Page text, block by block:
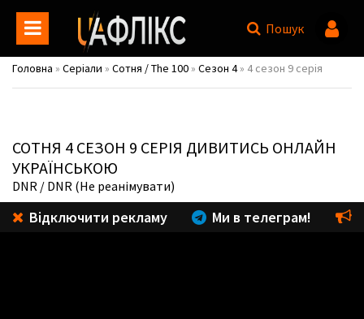
Пошук
Головна » Серіали » Сотня / The 100 » Сезон 4» 4 сезон 9 серія
СОТНЯ 4 СЕЗОН 9 СЕРІЯ ДИВИТИСЬ ОНЛАЙН
УКРАЇНСЬКОЮ
DNR / DNR (Не реанімувати)
Відключити рекламу Ми в телеграм!